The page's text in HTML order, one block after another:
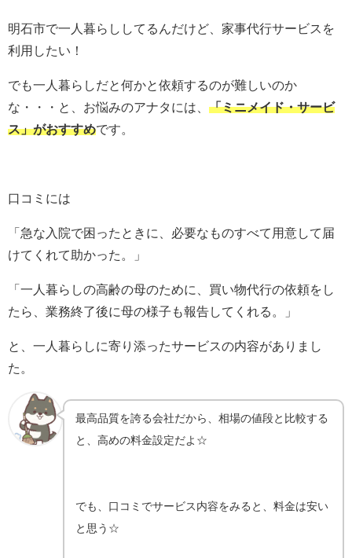
明石市で一人暮らししてるんだけど、家事代行サービスを
利用したい！
でも一人暮らしだと何かと依頼するのが難しいのか
な・・・と、お悩みのアナタには、 「ミニメイド・サービ
ス」がおすすめです。
口コミには
「急な入院で困ったときに、必要なものすべて用意して届
けてくれて助かった。」
「一人暮らしの高齢の母のために、買い物代行の依頼をし
たら、業務終了後に母の様子も報告してくれる。」
と、一人暮らしに寄り添ったサービスの内容がありまし
た。
最高品質を誇る会社だから、相場の値段と比較する
と、高めの料金設定だよ☆
でも、口コミでサービス内容をみると、料金は安い
と思う☆